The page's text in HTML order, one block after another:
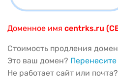
Доменное имя centrks.ru
Стоимость продления
Это ваш домен? Перенесите
Не работает сайт или почта?